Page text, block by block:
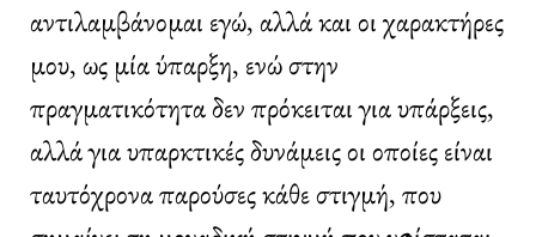
αντιλαμβάνομαι εγώ, αλλά και οι χαρακτήρες
μου, ως μία ύπαρξη, ενώ στην
πραγματικότητα δεν πρόκειται για υπάρξεις,
αλλά για υπαρκτικές δυνάμεις οι οποίες είναι
ταυτόχρονα παρούσες κάθε στιγμή, που